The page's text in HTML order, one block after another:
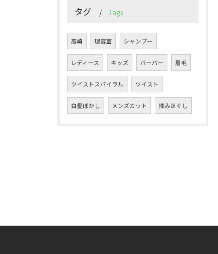
タグ Tags
高崎 理容室 シャンプー
レディース キッズ バーバー 眉毛
ツイストスパイラル ツイスト
白髪ぼかし メンズカット 揉みほぐし